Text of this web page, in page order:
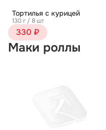
Тортилья с курицей
130 г / 8 шт
330 ₽
Маки роллы